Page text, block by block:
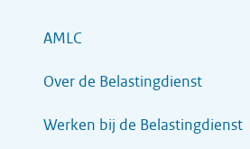
AMLC
Over de Belastingdienst
Werken bij de Belastingdienst